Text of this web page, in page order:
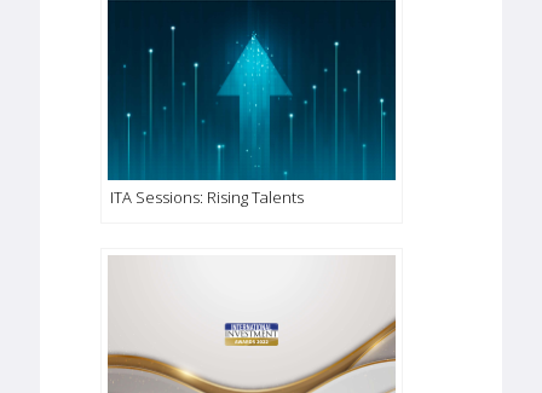
ITA Sessions: Rising Talents